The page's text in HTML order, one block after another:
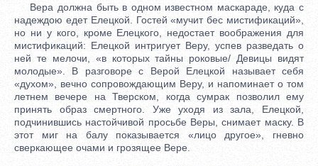
Вера должна быть в одном известном маскараде, куда с
надеждою едет Елецкой. Гостей «мучит бес мистификаций»,
но ни у кого, кроме Елецкого, недостает воображения для
мистификаций: Елецкой интригует Веру, успев разведать о
ней те мелочи, «в которых тайны роковые/ Девицы видят
молодые». В разговоре с Верой Елецкой называет себя
«духом», вечно сопровождающим Веру, и напоминает о том
летнем вечере на Тверском, когда сумрак позволил ему
принять образ смертного. Уже уходя из зала, Елецкой,
подчинившись настойчивой просьбе Веры, снимает маску. В
этот миг на балу показывается «лицо другое», гневно
сверкающее очами и грозящее Вере.